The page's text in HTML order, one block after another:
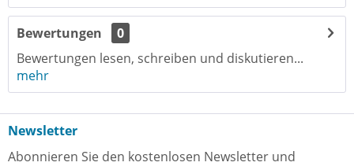
Bewertungen
0
Bewertungen lesen, schreiben und diskutieren...
mehr
Newsletter
Abonnieren Sie den kostenlosen Newsletter und